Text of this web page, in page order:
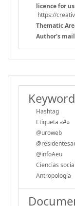
licence for
https://
Thematic
Author's
Hashtag
Etiqueta «#»
@uroweb
@infoAeu
Ciencias
Antropología